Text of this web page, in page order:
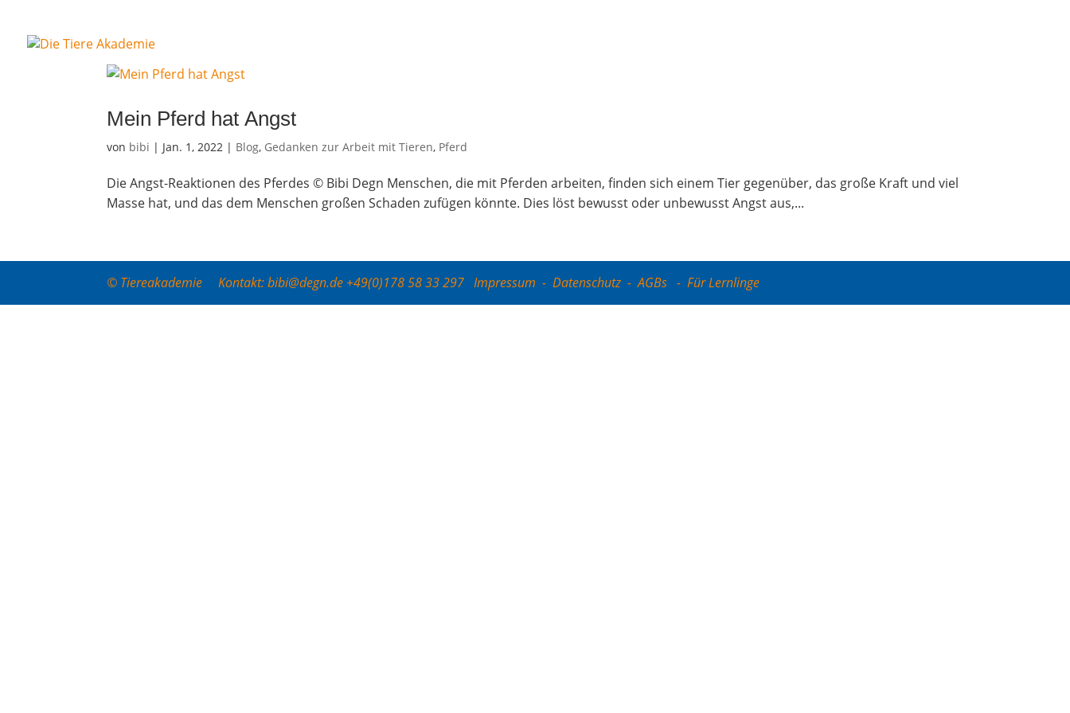
Mein Pferd hat Angst
von bibi | Jan. 1, 2022 | Blog, Gedanken zur Arbeit mit Tieren, Pferd
Die Angst-Reak­tio­nen des Pferdes © Bibi Degn Men­schen, die mit Pfer­den arbei­ten, fin­den sich einem Tier gegen­über, das gro­ße Kraft und viel
Mas­se hat, und das dem Men­schen gro­ßen Scha­den zufü­gen könn­te. Dies löst bewusst oder unbe­wusst Angst aus,...
© Tiereakademie Kontakt: bibi@degn.de +49(0)178 58 33 297Impressum -Datenschutz -AGBs -Für Lernlinge